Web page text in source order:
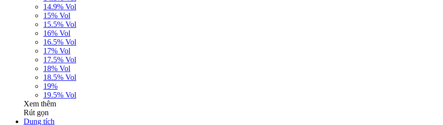
14.9% Vol
15% Vol
15.5% Vol
16% Vol
16.5% Vol
17% Vol
17.5% Vol
18% Vol
18.5% Vol
19%
19.5% Vol
Xem thêm
Rút gọn
Dung tích